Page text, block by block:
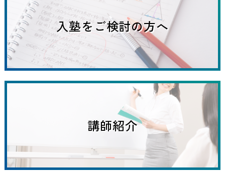
入塾をご検討の方へ
講師紹介